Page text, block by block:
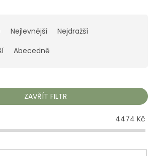
Nejlevnější
Nejdražší
Abecedně
ZAVŘÍT FILTR
4474 Kč